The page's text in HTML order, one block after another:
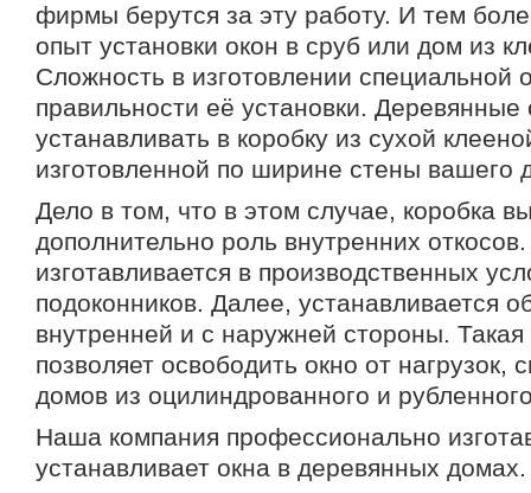
фирмы берутся за эту работу. И тем
опыт установки окон в сруб или дом из
Сложность в изготовлении специальной
правильности её установки.
устанавливать в коробку из сухой
изготовленной по ширине стены вашего
Дело в том, что в этом случае, коробка
дополнительно роль внутренних
изготавливается в производственных
подоконников. Далее, устанавливается
внутренней и с наружней стороны. Такая
позволяет освободить окно от нагрузок,
домов из оцилиндрованного и
Наша компания профессионально
устанавливает окна в деревянных домах.